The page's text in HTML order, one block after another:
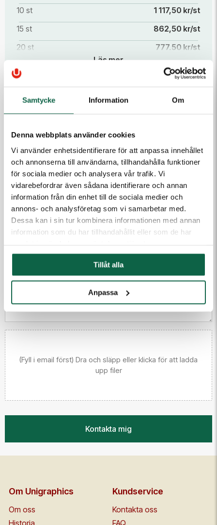
Samtycke Information Om
Denna webbplats använder cookies
Vi använder enhetsidentifierare för att anpassa innehållet
och annonserna till användarna, tillhandahålla funktioner
för sociala medier och analysera vår trafik. Vi
vidarebefordrar även sådana identifierare och annan
information från din enhet till de sociala medier och
annons- och analysföretag som vi samarbetar med.
Dessa kan i sin tur kombinera informationen med annan
information som du har tillhandahållit eller som de har
Tillåt alla
Anpassa
10 st
1 117,50 kr/st
15 st
862,50 kr/st
20 st
777,50 kr/st
25 st
726,25 kr/st
40 st
603,75 kr/st
100 st
Läs mer
PRODUKTEGENSKAPER
2000
Produkten är en beställningsvara. Ange dina uppgifter
så kontaktar vi dig.
Meddelande till kundtjänst
(Fyll i email först) Dra och släpp eller klicka för att ladda
upp filer
Kontakta mig
Om Unigraphics
Om oss
Historia
Kundservice
Kontakta oss
FAQ